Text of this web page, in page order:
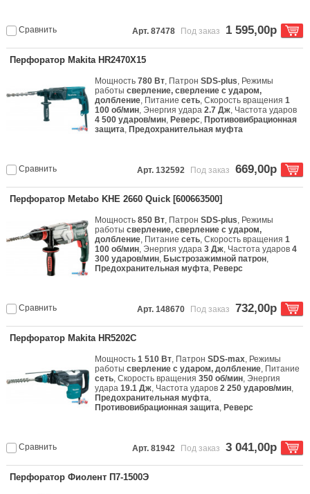
Сравнить Арт. 87478 Под заказ 1 595,00р
Перфоратор Makita HR2470X15
Мощность780 Вт, ПатронSDS-plus, Режимы
работысверление, сверление с ударом,
долбление, Питаниесеть, Скорость вращения1
100 об/мин, Энергия удара2.7 Дж, Частота ударов
4 500 ударов/мин, Реверс, Противовибрационная
защита, Предохранительная муфта
Сравнить Арт. 132592 Под заказ 669,00р
Перфоратор Metabo KHE 2660 Quick [600663500]
Мощность850 Вт, ПатронSDS-plus, Режимы
работысверление, сверление с ударом,
долбление, Питаниесеть, Скорость вращения1
100 об/мин, Энергия удара3 Дж, Частота ударов4
300 ударов/мин, Быстрозажимной патрон,
Предохранительная муфта, Реверс
Сравнить Арт. 148670 Под заказ 732,00р
Перфоратор Makita HR5202C
Мощность1 510 Вт, ПатронSDS-max, Режимы
работысверление с ударом, долбление, Питание
сеть, Скорость вращения350 об/мин, Энергия
удара19.1 Дж, Частота ударов2 250 ударов/мин,
Предохранительная муфта,
Противовибрационная защита, Реверс
Сравнить Арт. 81942 Под заказ 3 041,00р
Перфоратор Фиолент П7-1500Э